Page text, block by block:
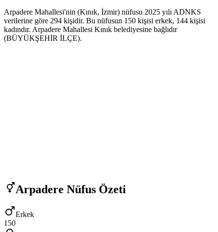
Arpadere Mahallesi'nin (Kınık, İzmir) nüfusu 2025 yılı ADNKS
verilerine göre 294 kişidir. Bu nüfusun 150 kişisi erkek, 144 kişisi
kadındır. Arpadere Mahallesi Kınık belediyesine bağlıdır
(BÜYÜKŞEHİR İLÇE).
Arpadere Nüfus Özeti
Erkek
150